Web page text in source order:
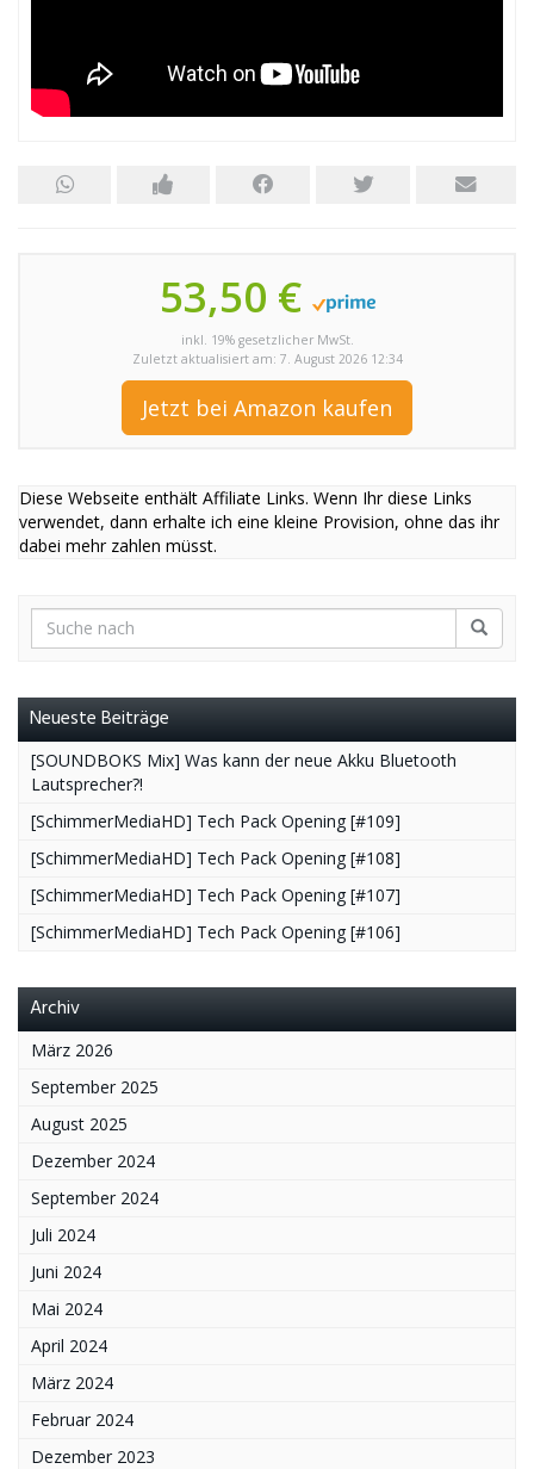
53,50 €
inkl. 19% gesetzlicher MwSt.
Zuletzt aktualisiert am: 7. August 2026 12:34
Jetzt bei Amazon kaufen
Diese Webseite enthält Affiliate Links. Wenn Ihr diese Links
verwendet, dann erhalte ich eine kleine Provision, ohne das ihr
dabei mehr zahlen müsst.
Neueste Beiträge
[SOUNDBOKS Mix] Was kann der neue Akku Bluetooth
Lautsprecher?!
[SchimmerMediaHD] Tech Pack Opening [#109]
[SchimmerMediaHD] Tech Pack Opening [#108]
[SchimmerMediaHD] Tech Pack Opening [#107]
[SchimmerMediaHD] Tech Pack Opening [#106]
Archiv
März 2026
September 2025
August 2025
Dezember 2024
September 2024
Juli 2024
Juni 2024
Mai 2024
April 2024
März 2024
Februar 2024
Dezember 2023